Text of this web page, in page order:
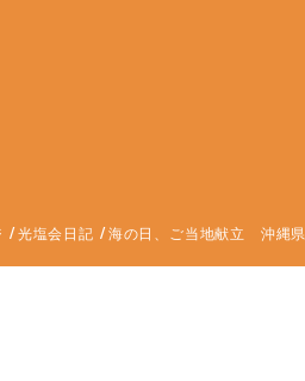
光塩会日記 海の日、ご当地献立 沖縄